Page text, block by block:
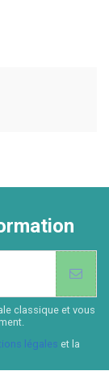
classique et vous
légales et la